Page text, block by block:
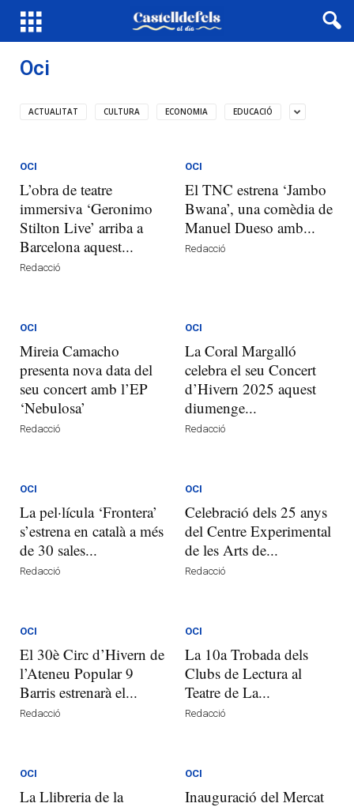
Oci
ACTUALITAT CULTURA ECONOMIA EDUCACIÓ
OCI
L’obra de teatre
immersiva ‘Geronimo
Stilton Live’ arriba a
Barcelona aquest...
Redacció
OCI
El TNC estrena ‘Jambo
Bwana’, una comèdia de
Manuel Dueso amb...
Redacció
OCI
Mireia Camacho
presenta nova data del
seu concert amb l’EP
‘Nebulosa’
Redacció
OCI
La Coral Margalló
celebra el seu Concert
d’Hivern 2025 aquest
diumenge...
Redacció
OCI
La pel·lícula ‘Frontera’
s’estrena en català a més
de 30 sales...
Redacció
OCI
Celebració dels 25 anys
del Centre Experimental
de les Arts de...
Redacció
OCI
El 30è Circ d’Hivern de
l’Ateneu Popular 9
Barris estrenarà el...
Redacció
OCI
La 10a Trobada dels
Clubs de Lectura al
Teatre de La...
Redacció
OCI
La Llibreria de la
OCI
Inauguració del Mercat